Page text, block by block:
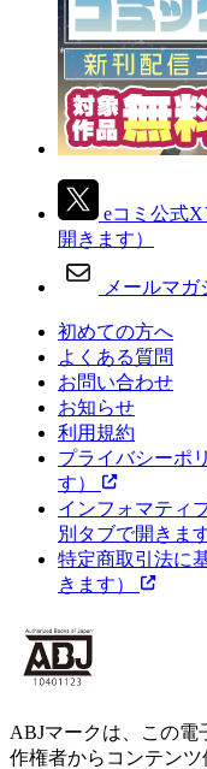
eコミ公式X
開きます）
メールマガ
初めての方へ
よくある質問
お問い合わせ
お知らせ
利用規約
プライバシーポ
す）
インフォマティ
別タブで開きます
特定商取引法に
きます）
ABJマークは、この
作権者からコンテン